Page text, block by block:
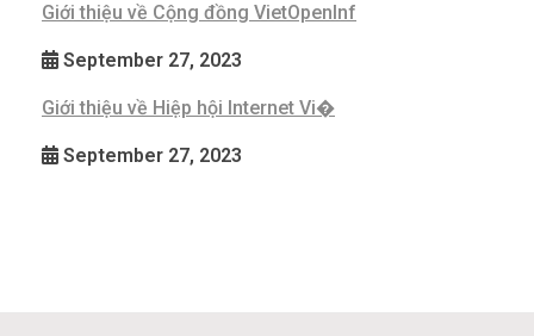
Giới thiệu về Cộng đồng VietOpenInf
September 27, 2023
Giới thiệu về Hiệp hội Internet Vi�
September 27, 2023